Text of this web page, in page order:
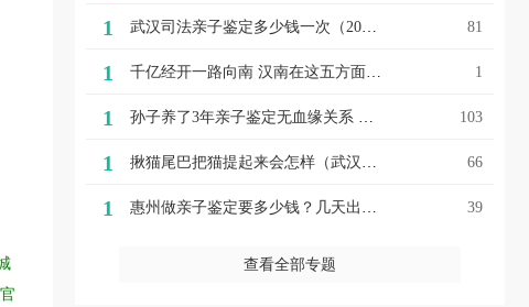
1 武汉司法亲子鉴定多少钱一次（2022最新详细费用） 81
1 千亿经开一路向南 汉南在这五方面完美演绎了武汉速度！ 1
1 孙子养了3年亲子鉴定无血缘关系 爷爷仍决定抚养 却遇上户难题难入学 103
1 揪猫尾巴把猫提起来会怎样（武汉亲子鉴定头发孩子拽小猫的尾巴，妈妈揪孩子头发进行教育，这种方法，可行吗？） 66
1 惠州做亲子鉴定要多少钱？几天出结果？ 39
查看全部专题